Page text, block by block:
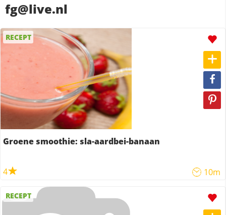
fg@live.nl
RECEPT
Groene smoothie: sla-aardbei-banaan
4 10m
RECEPT